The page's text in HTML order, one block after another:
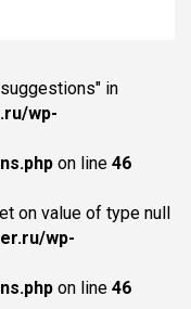
in
wp-
on line 46
on value of type null
wp-
on line 46